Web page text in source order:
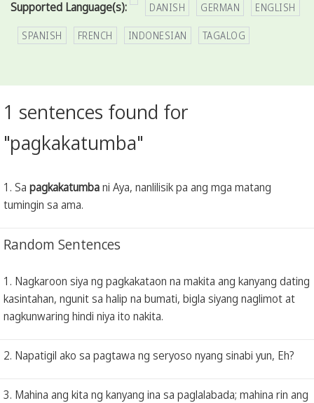
Supported Language(s): DANISH GERMAN ENGLISH
SPANISH FRENCH INDONESIAN TAGALOG
1 sentences found for
"pagkakatumba"
1. Sa pagkakatumbani Aya, nanlilisik pa ang mga matang
tumingin sa ama.
Random Sentences
1. Nagkaroon siya ng pagkakataon na makita ang kanyang dating
kasintahan, ngunit sa halip na bumati, bigla siyang naglimot at
nagkunwaring hindi niya ito nakita.
2. Napatigil ako sa pagtawa ng seryoso nyang sinabi yun, Eh?
3. Mahina ang kita ng kanyang ina sa paglalabada; mahina rin ang